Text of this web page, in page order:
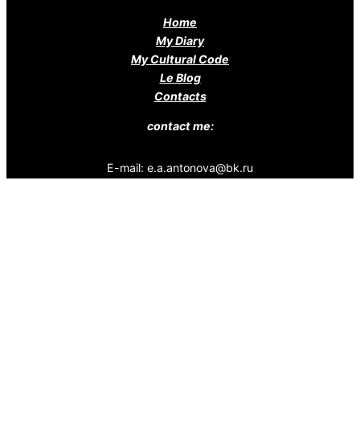
Home
My Diary
My Cultural Code
Le Blog
Contacts
contact me:
E-mail: e.a.antonova@bk.ru